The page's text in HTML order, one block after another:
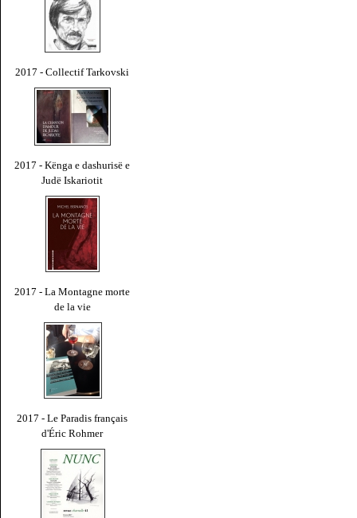
2017 - Collectif Tarkovski
2017 - Kënga e dashurisë e
Judë Iskariotit
2017 - La Montagne morte
de la vie
2017 - Le Paradis français
d'Éric Rohmer